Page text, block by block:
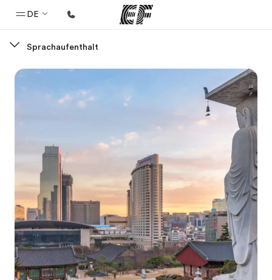
DE
Willkommen bei EF
Programme
Büros in der Nähe
Über uns
Wer wir sind
Karriere
Teil des Teams werden
Sprachaufenthalt